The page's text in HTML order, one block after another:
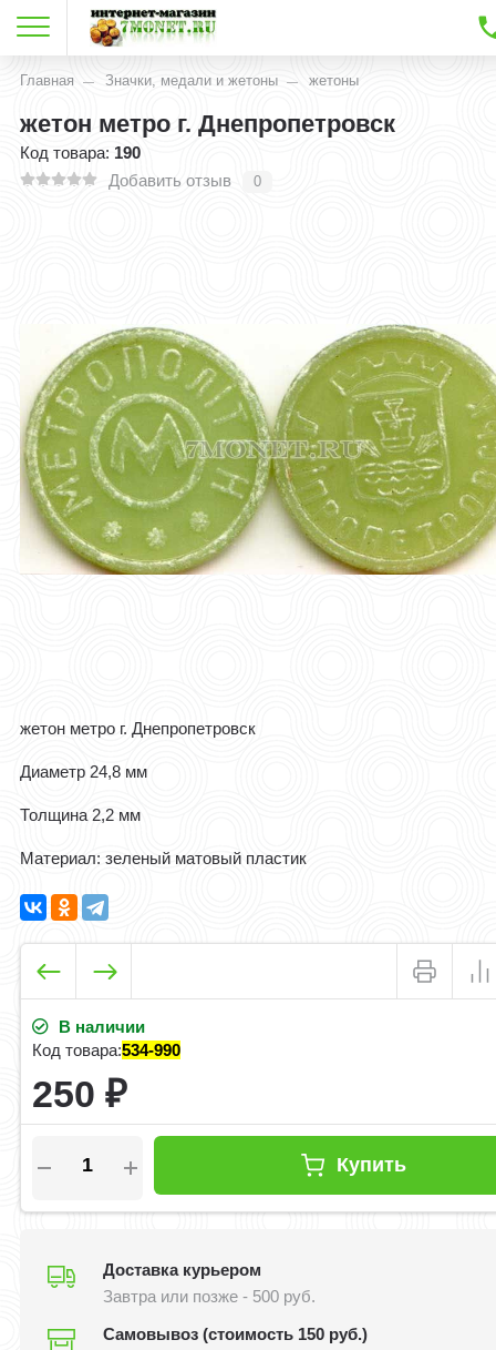
Главная Значки, медали и жетоны жетоны
жетон метро г. Днепропетровск
Код товара: 190
Добавить отзыв
0
жетон метро г. Днепропетровск
Диаметр 24,8 мм
Толщина 2,2 мм
Материал: зеленый матовый пластик
В наличии
Код товара:534-990
250₽
Купить
Доставка курьером
Завтра или позже - 500 руб.
Самовывоз (стоимость 150 руб.)